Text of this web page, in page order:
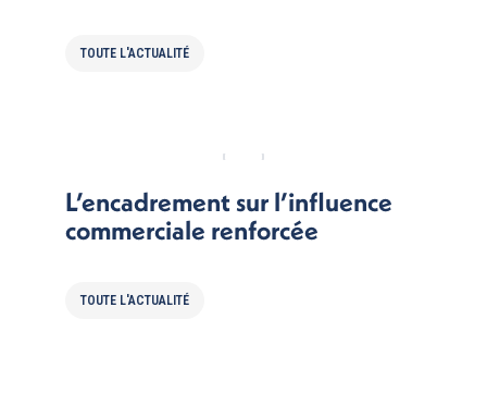
TOUTE L'ACTUALITÉ
L’encadrement sur l’influence
commerciale renforcée
TOUTE L'ACTUALITÉ